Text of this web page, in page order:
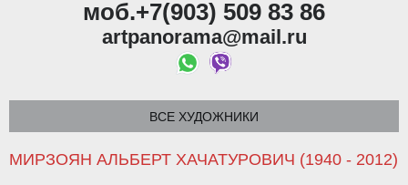
моб.+7(903) 509 83 86
artpanorama@mail.ru
ВСЕ ХУДОЖНИКИ
МИРЗОЯН АЛЬБЕРТ ХАЧАТУРОВИЧ (1940 - 2012)